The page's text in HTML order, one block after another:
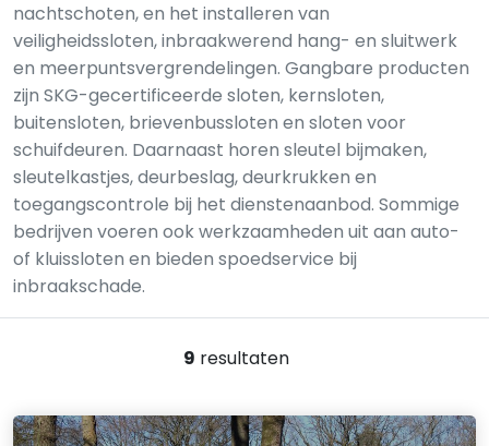
nachtschoten, en het installeren van
veiligheidssloten, inbraakwerend hang- en sluitwerk
en meerpuntsvergrendelingen. Gangbare producten
zijn SKG-gecertificeerde sloten, kernsloten,
buitensloten, brievenbussloten en sloten voor
schuifdeuren. Daarnaast horen sleutel bijmaken,
sleutelkastjes, deurbeslag, deurkrukken en
toegangscontrole bij het dienstenaanbod. Sommige
bedrijven voeren ook werkzaamheden uit aan auto-
of kluis­sloten en bieden spoedservice bij
inbraakschade.
9 resultaten